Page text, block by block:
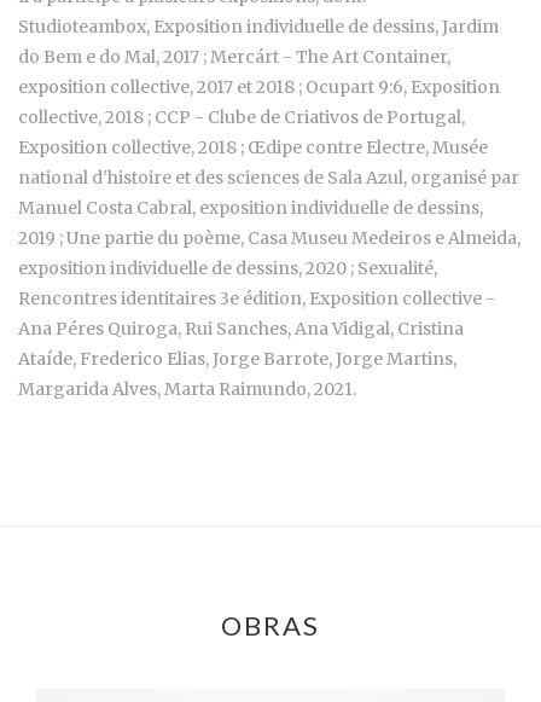
Studioteambox, Exposition individuelle de dessins, Jardim
do Bem e do Mal, 2017 ; Mercárt - The Art Container,
exposition collective, 2017 et 2018 ; Ocupart 9:6, Exposition
collective, 2018 ; CCP - Clube de Criativos de Portugal,
Exposition collective, 2018 ; Œdipe contre Electre, Musée
national d'histoire et des sciences de Sala Azul, organisé par
Manuel Costa Cabral, exposition individuelle de dessins,
2019 ; Une partie du poème, Casa Museu Medeiros e Almeida,
exposition individuelle de dessins, 2020 ; Sexualité,
Rencontres identitaires 3e édition, Exposition collective -
Ana Péres Quiroga, Rui Sanches, Ana Vidigal, Cristina
Ataíde, Frederico Elias, Jorge Barrote, Jorge Martins,
Margarida Alves, Marta Raimundo, 2021.
OBRAS